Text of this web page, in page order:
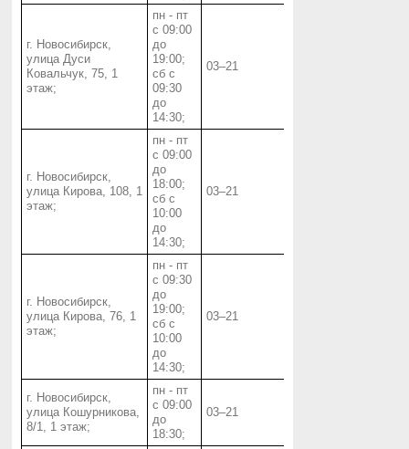
г. Новосибирск,
улица Дуси
Ковальчук, 75, 1
этаж;
пн - пт
с 09:00
до
19:00;
сб с
09:30
до
14:30;
03‒21
г. Новосибирск,
улица Кирова, 108, 1
этаж;
пн - пт
с 09:00
до
18:00;
сб с
10:00
до
14:30;
03‒21
г. Новосибирск,
улица Кирова, 76, 1
этаж;
пн - пт
с 09:30
до
19:00;
сб с
10:00
до
14:30;
03‒21
г. Новосибирск,
улица Кошурникова,
8/1, 1 этаж;
пн - пт
с 09:00
до
18:30;
03‒21